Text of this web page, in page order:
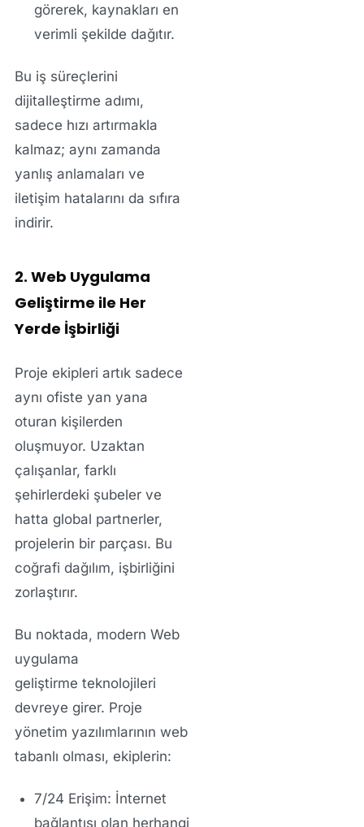
görerek, kaynakları en
verimli şekilde dağıtır.
Bu iş süreçlerini
dijitalleştirme adımı,
sadece hızı artırmakla
kalmaz; aynı zamanda
yanlış anlamaları ve
iletişim hatalarını da sıfıra
indirir.
2. Web Uygulama
Geliştirme ile Her
Yerde İşbirliği
Proje ekipleri artık sadece
aynı ofiste yan yana
oturan kişilerden
oluşmuyor. Uzaktan
çalışanlar, farklı
şehirlerdeki şubeler ve
hatta global partnerler,
projelerin bir parçası. Bu
coğrafi dağılım, işbirliğini
zorlaştırır.
Bu noktada, modern Web
uygulama
geliştirme teknolojileri
devreye girer. Proje
yönetim yazılımlarının web
tabanlı olması, ekiplerin:
7/24 Erişim: İnternet
bağlantısı olan herhangi